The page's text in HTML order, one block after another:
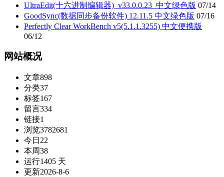
UltraEdit(十六进制编辑器)_v33.0.0.23_中文绿色版 07/14
GoodSync(数据同步备份软件) 12.11.5 中文绿色版 07/16
Perfectly Clear WorkBench v5(5.1.1.3255) 中文便携版
06/12
网站概况
文章898
分类37
标签167
留言334
链接1
浏览3782681
今日 22
本周38
运行1405 天
更新2026-8-6